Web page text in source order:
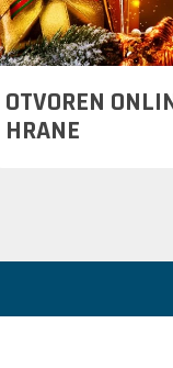
OTVOREN
HRANE